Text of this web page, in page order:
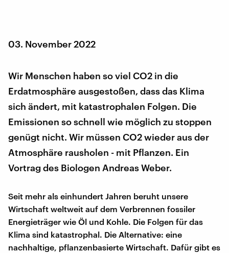
03. November 2022
Wir Menschen haben so viel CO2 in die
Erdatmosphäre ausgestoßen, dass das Klima
sich ändert, mit katastrophalen Folgen. Die
Emissionen so schnell wie möglich zu stoppen
genügt nicht. Wir müssen CO2 wieder aus der
Atmosphäre rausholen - mit Pflanzen. Ein
Vortrag des Biologen Andreas Weber.
Seit mehr als einhundert Jahren beruht unsere
Wirtschaft weltweit auf dem Verbrennen fossiler
Energieträger wie Öl und Kohle. Die Folgen für das
Klima sind katastrophal. Die Alternative: eine
nachhaltige, pflanzenbasierte Wirtschaft. Dafür gibt es